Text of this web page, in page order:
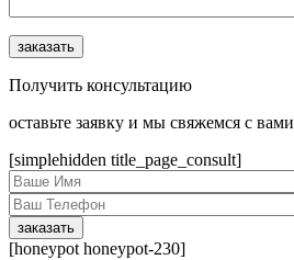
Получить консультацию
оcтавьте заявку и мы свяжемся с вами
[simplehidden title_page_consult]
[honeypot honeypot-230]